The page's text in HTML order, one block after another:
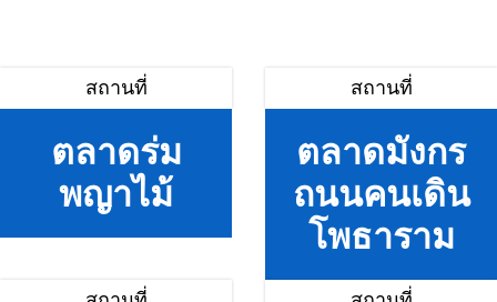
สถานที่
ตลาดร่ม
พญาไม้
สถานที่
ตลาดมังกร
ถนนคนเดิน
โพธาราม